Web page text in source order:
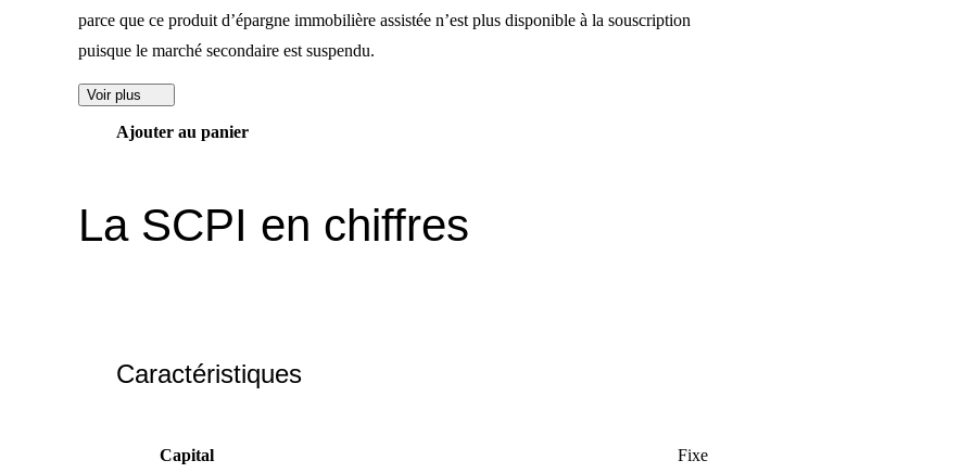
parce que ce produit d’épargne immobilière assistée n’est plus disponible à la souscription
puisque le marché secondaire est suspendu.
Voir plus
Ajouter au panier
La SCPI en chiffres
Caractéristiques
Capital Fixe